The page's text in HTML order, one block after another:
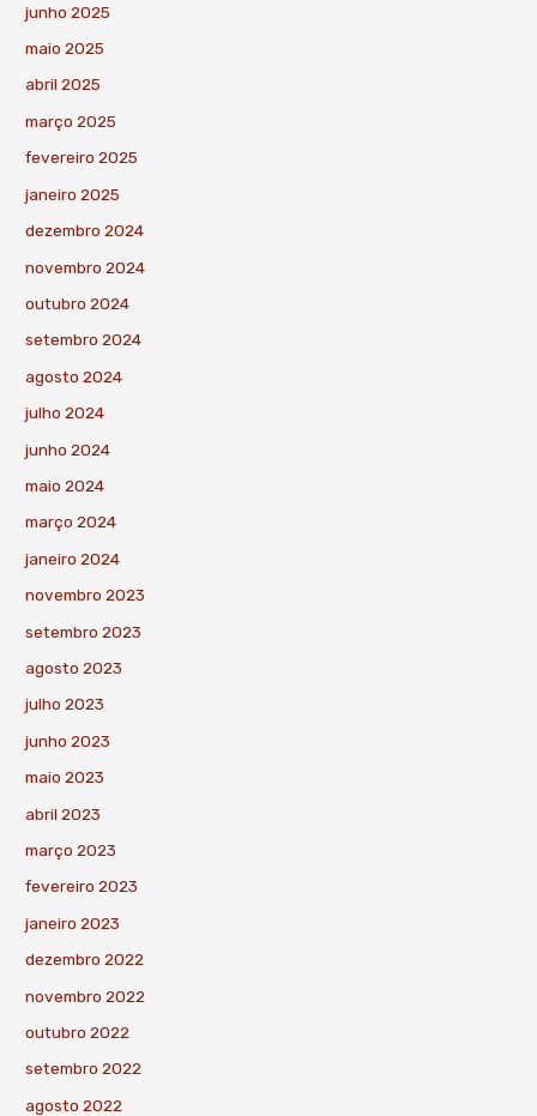
junho 2025
maio 2025
abril 2025
março 2025
fevereiro 2025
janeiro 2025
dezembro 2024
novembro 2024
outubro 2024
setembro 2024
agosto 2024
julho 2024
junho 2024
maio 2024
março 2024
janeiro 2024
novembro 2023
setembro 2023
agosto 2023
julho 2023
junho 2023
maio 2023
abril 2023
março 2023
fevereiro 2023
janeiro 2023
dezembro 2022
novembro 2022
outubro 2022
setembro 2022
agosto 2022